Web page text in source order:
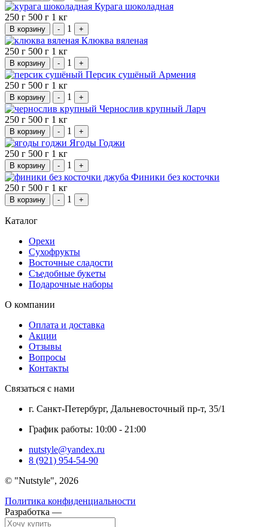
Курага шоколадная
250 г 500 г 1 кг
В корзину - 1 +
Клюква вяленая
250 г 500 г 1 кг
В корзину - 1 +
Персик сушёный Армения
250 г 500 г 1 кг
В корзину - 1 +
Чернослив крупный Ларч
250 г 500 г 1 кг
В корзину - 1 +
Ягоды Годжи
250 г 500 г 1 кг
В корзину - 1 +
Финики без косточки
250 г 500 г 1 кг
В корзину - 1 +
Каталог
Орехи
Сухофрукты
Восточные сладости
Съедобные букеты
Подарочные наборы
О компании
Оплата и доставка
Акции
Отзывы
Вопросы
Контакты
Связаться с нами
г. Санкт-Петербург, Дальневосточный пр-т, 35/1
График работы: 10:00 - 21:00
nutstyle@yandex.ru
8 (921) 954-54-90
©
Nutstyle , 2026
Политика конфиденциальности
Разработка —